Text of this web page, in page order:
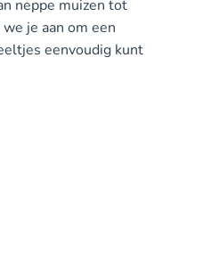
neppe muizen tot
je aan om een
eenvoudig kunt